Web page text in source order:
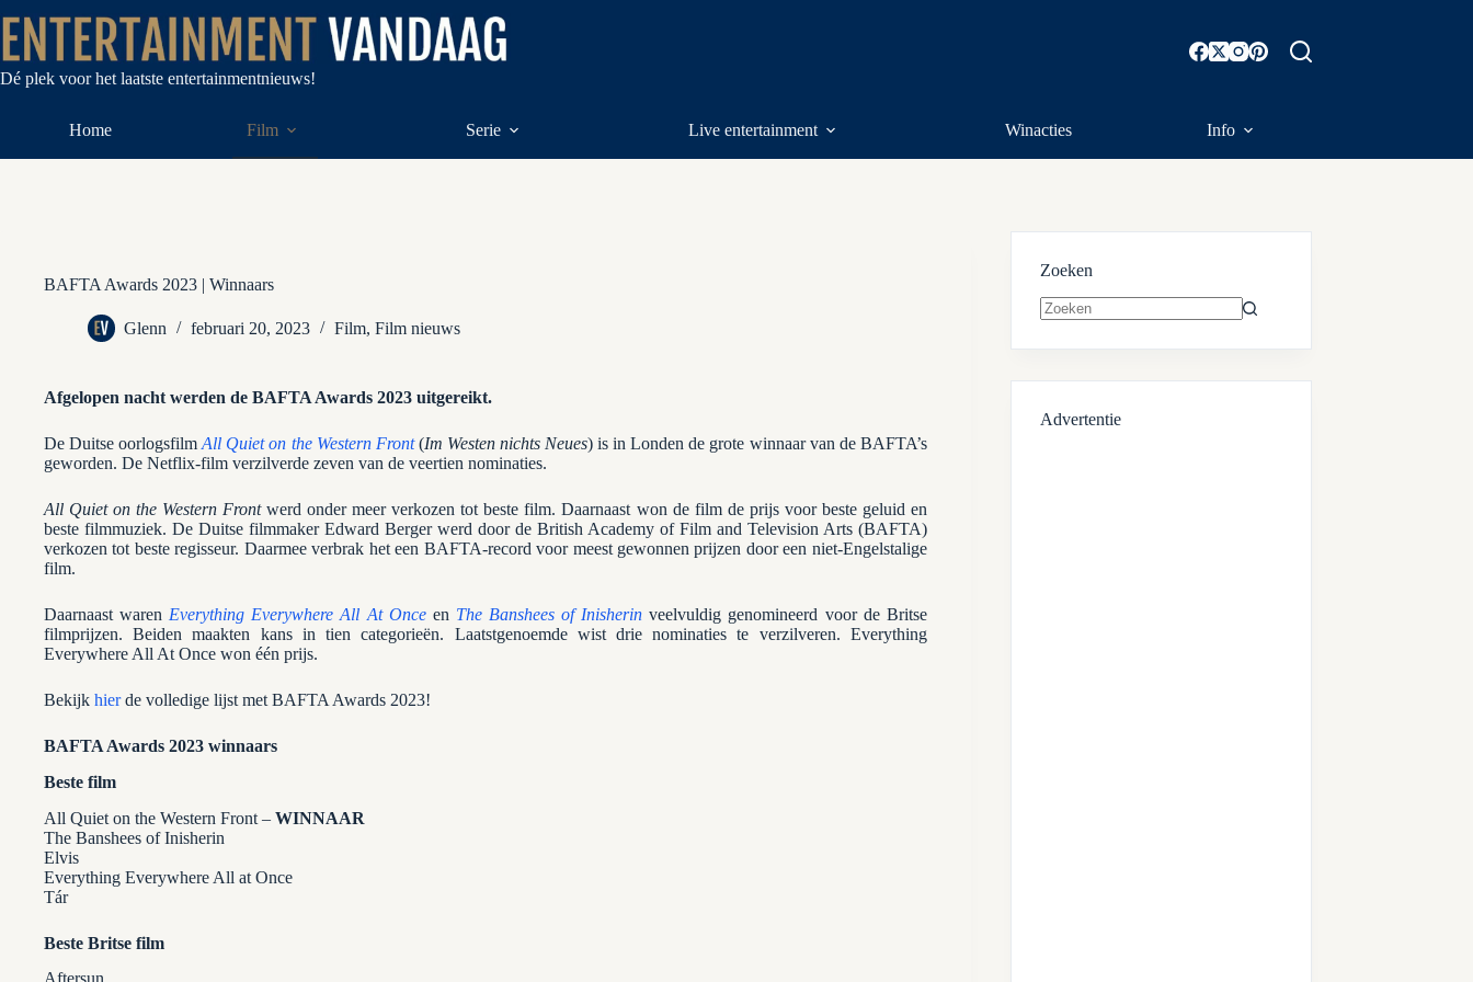
naar
de
inhoud
Dé plek voor het laatste entertainmentnieuws!
Home Film Serie Live entertainment Winacties Info
BAFTA Awards 2023 | Winnaars
Glenn februari 20, 2023 Film, Film nieuws
Afgelopen nacht werden de BAFTA Awards 2023 uitgereikt.
De Duitse oorlogsfilmAll Quiet on the Western Front(Im Westen nichts Neues) is in Londen de grote winnaar van de BAFTA’s
geworden. De Netflix-film verzilverde zeven van de veertien nominaties.
All Quiet on the Western Frontwerd onder meer verkozen tot beste film. Daarnaast won de film de prijs voor beste geluid en
beste filmmuziek. De Duitse filmmaker Edward Berger werd door de British Academy of Film and Television Arts (BAFTA)
verkozen tot beste regisseur. Daarmee verbrak het een BAFTA-record voor meest gewonnen prijzen door een niet-Engelstalige
film.
Daarnaast waren Everything Everywhere All At Onceen The Banshees of Inisherin veelvuldig genomineerd voor de Britse
filmprijzen. Beiden maakten kans in tien categorieën. Laatstgenoemde wist drie nominaties te verzilveren. Everything
Everywhere All At Once won één prijs.
Bekijk hierde volledige lijst met BAFTA Awards 2023!
BAFTA Awards 2023 winnaars
Beste film
All Quiet on the Western Front – WINNAAR
The Banshees of Inisherin
Elvis
Everything Everywhere All at Once
Tár
Beste Britse film
Zoeken
resultaten
Advertentie